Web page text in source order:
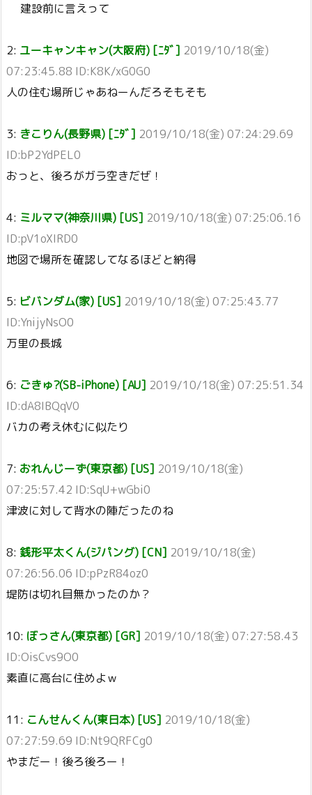
建設前に言えって
2: ユーキャンキャン(大阪府) [ﾆﾀﾞ] 2019/10/18(金)
07:23:45.88 ID:K8K/xG0G0
人の住む場所じゃあねーんだろそもそも
3: きこりん(長野県) [ﾆﾀﾞ] 2019/10/18(金) 07:24:29.69
ID:bP2YdPEL0
おっと、後ろがガラ空きだぜ！
4: ミルママ(神奈川県) [US] 2019/10/18(金) 07:25:06.16
ID:pV1oXIRD0
地図で場所を確認してなるほどと納得
5: ビバンダム(家) [US] 2019/10/18(金) 07:25:43.77
ID:YnijyNsO0
万里の長城
6: ごきゅ?(SB-iPhone) [AU] 2019/10/18(金) 07:25:51.34
ID:dA8IBQqV0
バカの考え休むに似たり
7: おれんじーず(東京都) [US] 2019/10/18(金)
07:25:57.42 ID:SqU+wGbi0
津波に対して背水の陣だったのね
8: 銭形平太くん(ジパング) [CN] 2019/10/18(金)
07:26:56.06 ID:pPzR84oz0
堤防は切れ目無かったのか？
10: ぼっさん(東京都) [GR] 2019/10/18(金) 07:27:58.43
ID:OisCvs9O0
素直に高台に住めよｗ
11: こんせんくん(東日本) [US] 2019/10/18(金)
07:27:59.69 ID:Nt9QRFCg0
やまだー！後ろ後ろー！